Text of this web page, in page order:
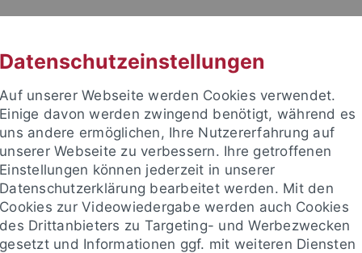
Datenschutzeinstellungen
Auf unserer Webseite werden Cookies verwendet.
Einige davon werden zwingend benötigt, während es
uns andere ermöglichen, Ihre Nutzererfahrung auf
unserer Webseite zu verbessern. Ihre getroffenen
Einstellungen können jederzeit in unserer
Datenschutzerklärung bearbeitet werden. Mit den
Cookies zur Videowiedergabe werden auch Cookies
des Drittanbieters zu Targeting- und Werbezwecken
gesetzt und Informationen ggf. mit weiteren Diensten